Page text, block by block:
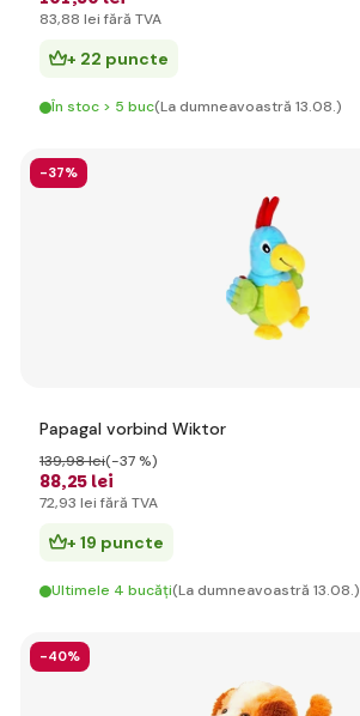
83,88 lei fără TVA
+ 22 puncte
În stoc > 5 buc(La dumneavoastră 13.08.)
-37%
Papagal vorbind Wiktor
88,25 lei
139,98 lei(-37 %)
72,93 lei fără TVA
+ 19 puncte
Ultimele 4 bucăți(La dumneavoastră 13.08.)
-40%